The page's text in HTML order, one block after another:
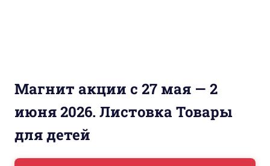
Магнит акции с 27 мая — 2
июня 2026. Листовка Товары
для детей